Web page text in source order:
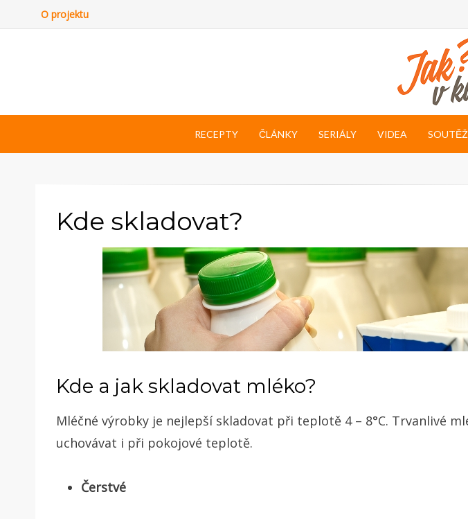
O projektu
RECEPTY ČLÁNKY SERIÁLY VIDEA
Kde skladovat?
Kde a jak skladovat mléko?
Mléčné výrobky je nejlepší skladovat při teplotě 4 – 8°C. Trvanlivé
uchovávat i při pokojové teplotě.
Čerstvé